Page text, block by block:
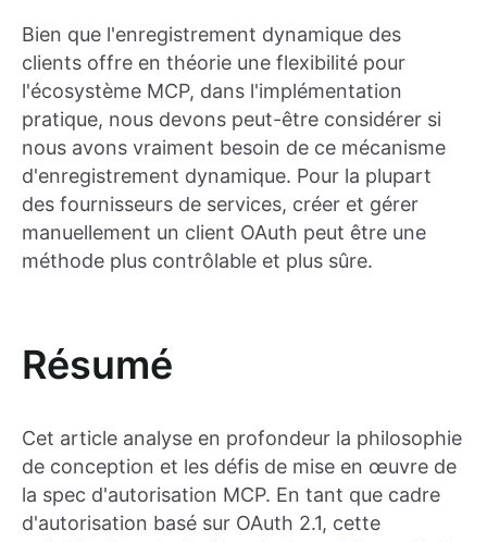
Bien que l'enregistrement dynamique des
clients offre en théorie une flexibilité pour
l'écosystème MCP, dans l'implémentation
pratique, nous devons peut-être considérer si
nous avons vraiment besoin de ce mécanisme
d'enregistrement dynamique. Pour la plupart
des fournisseurs de services, créer et gérer
manuellement un client OAuth peut être une
méthode plus contrôlable et plus sûre.
Résumé
Cet article analyse en profondeur la philosophie
de conception et les défis de mise en œuvre de
la spec d'autorisation MCP. En tant que cadre
d'autorisation basé sur OAuth 2.1, cette